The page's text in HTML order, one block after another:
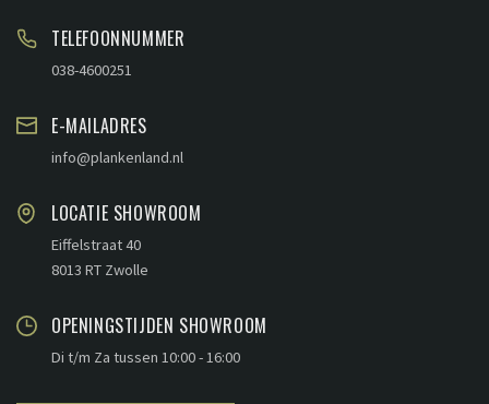
TELEFOONNUMMER
038-4600251
E-MAILADRES
info@plankenland.nl
LOCATIE SHOWROOM
Eiffelstraat 40
8013 RT Zwolle
OPENINGSTIJDEN SHOWROOM
Di t/m Za tussen 10:00 - 16:00